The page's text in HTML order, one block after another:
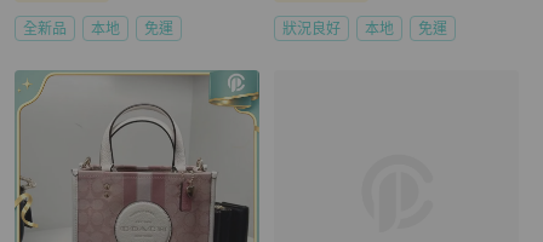
全新品 本地 免運 狀況良好 本地 免運